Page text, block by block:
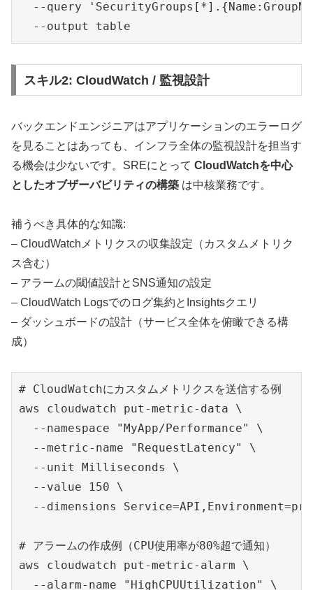
--query
スキル2: CloudWatch / 監視設計
バックエンドエンジニアはアプリケーションのエラーログ
を見ることはあっても、インフラ全体の監視設計を担当す
る機会は少ないです。SREにとって CloudWatchを中心
としたオブザーバビリティの構築 は中核業務です。
補うべき具体的な知識:
– CloudWatchメトリクスの収集設定（カスタムメトリク
ス含む）
– アラームの閾値設計とSNS通知の設定
– CloudWatch Logsでのログ集約とInsightsクエリ
– ダッシュボードの設計（サービス全体を俯瞰できる構
成）
# CloudWatchにカスタムメトリクスを送信する例
aws cloudwatch put-metric-data \
  --namespace "MyApp/Performance" \
  --metric-name "RequestLatency" \
  --unit Milliseconds \
  --value 150 \
--dimensions
# アラームの作成例（CPU使用率が80%超で通知）
aws cloudwatch put-metric-alarm \
  --alarm-name "HighCPUUtilization" \